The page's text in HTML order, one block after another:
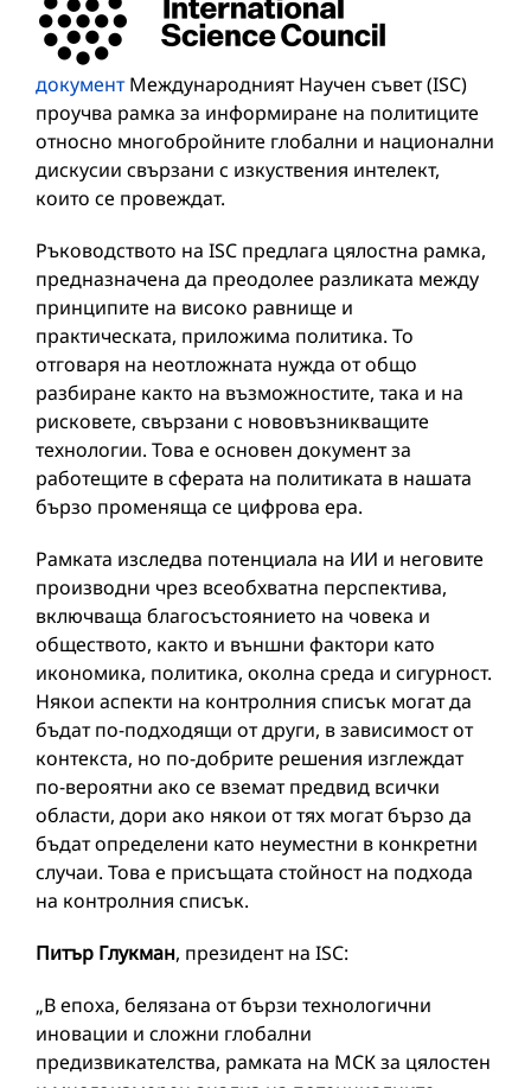
документМеждународният Научен съвет (ISC)
проучва рамка за информиране на политиците
относно многобройните глобални и национални
дискусии свързани с изкуствения интелект,
които се провеждат.
Ръководството на ISC предлага цялостна рамка,
предназначена да преодолее разликата между
принципите на високо равнище и
практическата, приложима политика. То
отговаря на неотложната нужда от общо
разбиране както на възможностите, така и на
рисковете, свързани с нововъзникващите
технологии. Това е основен документ за
работещите в сферата на политиката в нашата
бързо променяща се цифрова ера.
Рамката изследва потенциала на ИИ и неговите
производни чрез всеобхватна перспектива,
включваща благосъстоянието на човека и
обществото, както и външни фактори като
икономика, политика, околна среда и сигурност.
Някои аспекти на контролния списък могат да
бъдат по-подходящи от други, в зависимост от
контекста, но по-добрите решения изглеждат
по-вероятни ако се вземат предвид всички
области, дори ако някои от тях могат бързо да
бъдат определени като неуместни в конкретни
случаи. Това е присъщата стойност на подхода
на контролния списък.
Питър Глукман, президент на ISC:
„В епоха, белязана от бързи технологични
иновации и сложни глобални
предизвикателства, рамката на МСК за цялостен